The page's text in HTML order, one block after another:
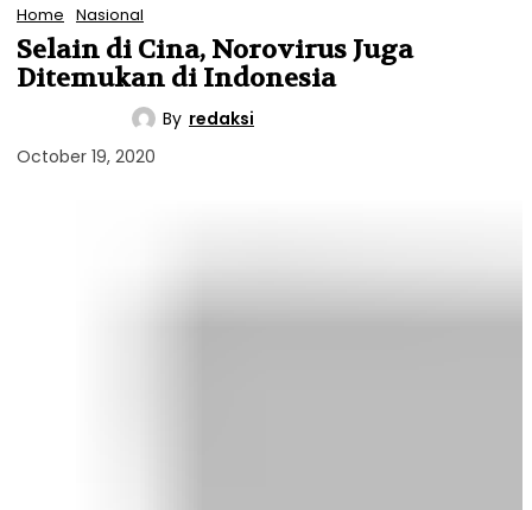
Home Nasional
Selain di Cina, Norovirus Juga
Ditemukan di Indonesia
By redaksi
October 19, 2020